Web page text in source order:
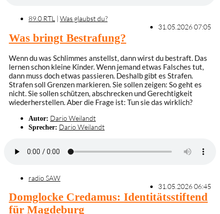
89.0 RTL | Was glaubst du?
31.05.2026 07:05
Was bringt Bestrafung?
Wenn du was Schlimmes anstellst, dann wirst du bestraft. Das
lernen schon kleine Kinder. Wenn jemand etwas Falsches tut,
dann muss doch etwas passieren. Deshalb gibt es Strafen.
Strafen soll Grenzen markieren. Sie sollen zeigen: So geht es
nicht. Sie sollen schützen, abschrecken und Gerechtigkeit
wiederherstellen. Aber die Frage ist: Tun sie das wirklich?
Autor: Dario Weilandt
Sprecher: Dario Weilandt
radio SAW
31.05.2026 06:45
Domglocke Credamus: Identitätsstiftend
für Magdeburg